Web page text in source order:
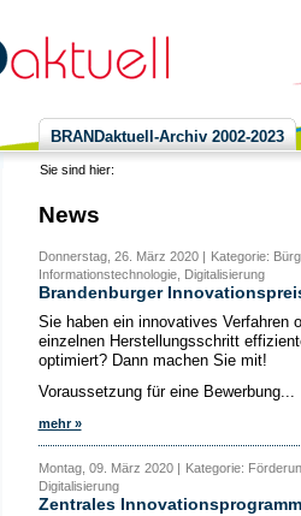
BRANDaktuell-Archiv 2002-2023
Sie sind hier:
News
Donnerstag, 26. März 2020 |
Kategorie:
Informationstechnologie, Digitalisierung
Brandenburger
Sie haben ein innovatives Verfahren
einzelnen Herstellungsschritt
optimiert? Dann machen Sie mit!
Voraussetzung für eine Bewerbung...
mehr »
Montag, 09. März 2020 | Kategorie:
Digitalisierung
Zentrales